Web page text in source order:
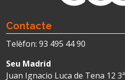
Contacte
Telèfon: 93 495 44 90
Seu Madrid
Juan Ignacio Luca de Tena 12 3ª